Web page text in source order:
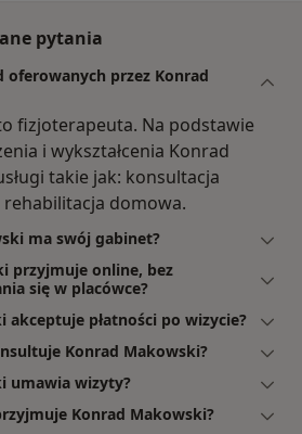
pytania
oferowanych przez Konrad
fizjoterapeuta. Na podstawie
i wykształcenia Konrad
takie jak: konsultacja
domowa.
ma swój gabinet?
przyjmuje online, bez
się w placówce?
akceptuje płatności po wizycie?
Konrad Makowski?
umawia wizyty?
Konrad Makowski?